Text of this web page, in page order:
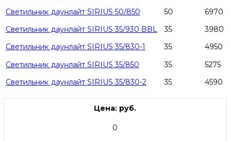
Светильник даунлайт SIRIUS 50/850
50
6970
Светильник даунлайт SIRIUS 35/930 BBL
35
3980
Светильник даунлайт SIRIUS 35/830-1
35
4950
Светильник даунлайт SIRIUS 35/850
35
5275
Светильник даунлайт SIRIUS 35/830-2
35 4590
Цена: руб.
0